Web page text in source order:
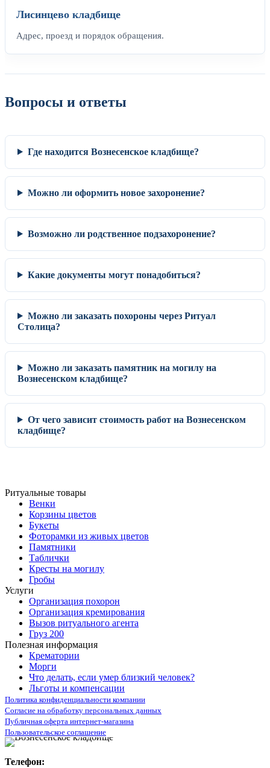
Лисинцево кладбище
Адрес, проезд и порядок обращения.
Вопросы и ответы
Где находится Вознесенское кладбище?
Можно ли оформить новое захоронение?
Возможно ли родственное подзахоронение?
Какие документы могут понадобиться?
Можно ли заказать похороны через Ритуал
Столица?
Можно ли заказать памятник на могилу на
Вознесенском кладбище?
От чего зависит стоимость работ на Вознесенском
кладбище?
Ритуальные товары
Венки
Корзины цветов
Букеты
Фоторамки из живых цветов
Памятники
Таблички
Кресты на могилу
Гробы
Услуги
Организация похорон
Организация кремирования
Вызов ритуального агента
Груз 200
Полезная информация
Крематории
Морги
Что делать, если умер близкий человек?
Льготы и компенсации
Политика конфиденциальности компании
Согласие на обработку персональных данных
Публичная оферта интернет-магазина
Пользовательское соглашение
Телефон: